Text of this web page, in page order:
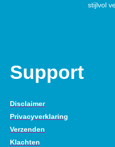
stijlvol
Support
Disclaimer
Privacyverklaring
Verzenden
Klachten